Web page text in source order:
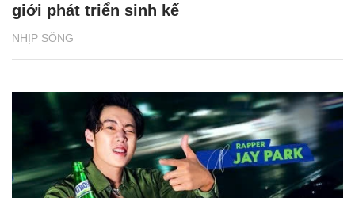
NHỊP SỐNG
giới phát triển sinh kế